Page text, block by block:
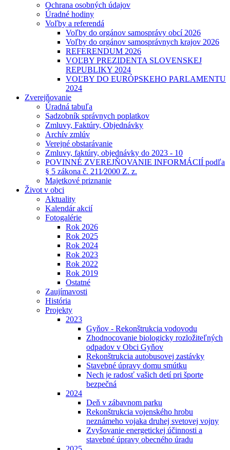
Ochrana osobných údajov
Úradné hodiny
Voľby a referendá
Voľby do orgánov samosprávy obcí 2026
Voľby do orgánov samosprávnych krajov 2026
REFERENDUM 2026
VOĽBY PREZIDENTA SLOVENSKEJ
REPUBLIKY 2024
VOĽBY DO EURÓPSKEHO PARLAMENTU
2024
Zverejňovanie
Úradná tabuľa
Sadzobník správnych poplatkov
Zmluvy, Faktúry, Objednávky
Archív zmlúv
Verejné obstarávanie
Zmluvy, faktúry, objednávky do 2023 - 10
POVINNÉ ZVEREJŇOVANIE INFORMÁCIÍ podľa
§ 5 zákona č. 211⁄2000 Z. z.
Majetkové priznanie
Život v obci
Aktuality
Kalendár akcií
Fotogalérie
Rok 2026
Rok 2025
Rok 2024
Rok 2023
Rok 2022
Rok 2019
Ostatné
Zaujímavosti
História
Projekty
2023
Gyňov - Rekonštrukcia vodovodu
Zhodnocovanie biologicky rozložiteľných
odpadov v Obci Gyňov
Rekonštrukcia autobusovej zastávky
Stavebné úpravy domu smútku
Nech je radosť vašich detí pri športe
bezpečná
2024
Deň v zábavnom parku
Rekonštrukcia vojenského hrobu
neznámeho vojaka druhej svetovej vojny
Zvyšovanie energetickej účinnosti a
stavebné úpravy obecného úradu